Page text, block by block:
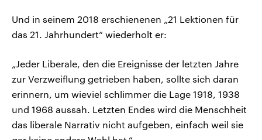
Und in seinem 2018 erschienenen „21 Lektionen für
das 21. Jahrhundert“ wiederholt er:
„Jeder Liberale, den die Ereignisse der letzten Jahre
zur Verzweiflung getrieben haben, sollte sich daran
erinnern, um wieviel schlimmer die Lage 1918, 1938
und 1968 aussah. Letzten Endes wird die Menschheit
das liberale Narrativ nicht aufgeben, einfach weil sie